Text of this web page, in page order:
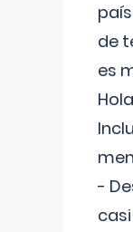
de
es
-